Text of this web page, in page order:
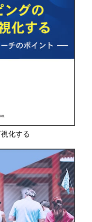
化する